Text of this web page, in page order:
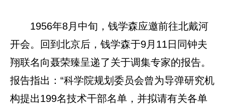
1956年8月中旬，钱学森应邀前往北戴河
开会。回到北京后，钱学森于9月11日同钟夫
翔联名向聂荣臻呈递了关于调集专家的报告。
报告指出：“科学院规划委员会曾为导弹研究机
构提出199名技术干部名单，并拟请有关各单